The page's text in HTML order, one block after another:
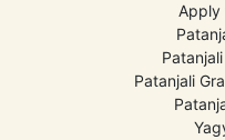
Apply
Patanjali